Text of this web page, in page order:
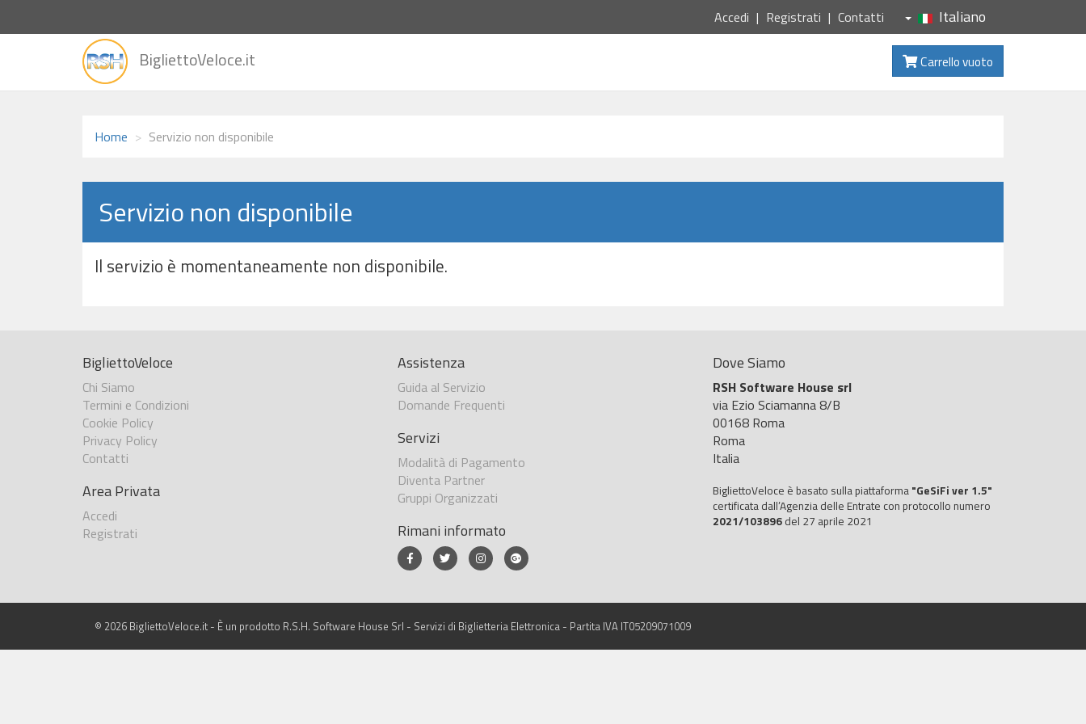
Accedi Registrati Contatti Italiano
alla
BigliettoVeloce.it Carrello vuoto
Home Servizio non disponibile
Servizio non disponibile
Il servizio è momentaneamente non disponibile.
BigliettoVeloce
Chi Siamo
Termini e Condizioni
Cookie Policy
Privacy Policy
Contatti
Area Privata
Accedi
Registrati
Assistenza
Guida al Servizio
Domande Frequenti
Servizi
Modalità di Pagamento
Diventa Partner
Gruppi Organizzati
Rimani informato
Dove Siamo
RSH Software House srl
via Ezio Sciamanna 8/B
00168 Roma
Roma
Italia
BigliettoVeloce è basato sulla piattaforma "GeSiFi ver 1.5"
certificata dall’Agenzia delle Entrate con protocollo numero
2021/103896 del 27 aprile 2021
© 2026 BigliettoVeloce.it - È un prodotto R.S.H. Software House Srl - Servizi di Biglietteria Elettronica - Partita IVA IT05209071009